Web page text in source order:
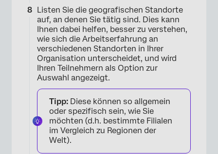
×
Listen Sie die geografischen Standorte
auf, an denen Sie tätig sind. Dies kann
Ihnen dabei helfen, besser zu verstehen,
wie sich die Arbeitserfahrung an
verschiedenen Standorten in Ihrer
Organisation unterscheidet, und wird
Ihren Teilnehmern als Option zur
Auswahl angezeigt.
Tipp: Diese können so allgemein
oder spezifisch sein, wie Sie
möchten (d.h. bestimmte Filialen
im Vergleich zu Regionen der
Welt).